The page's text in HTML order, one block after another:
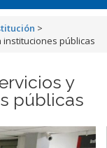
>
públicas
y
públicas